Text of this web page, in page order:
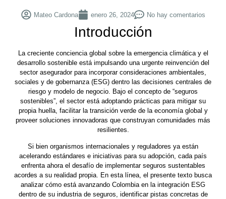
Mateo Cardona enero 26, 2024 No hay comentarios
Introducción
La creciente conciencia global sobre la emergencia climática y el
desarrollo sostenible está impulsando una urgente reinvención del
sector asegurador para incorporar consideraciones ambientales,
sociales y de gobernanza (ESG) dentro las decisiones centrales de
riesgo y modelo de negocio. Bajo el concepto de “seguros
sostenibles”, el sector está adoptando prácticas para mitigar su
propia huella, facilitar la transición verde de la economía global y
proveer soluciones innovadoras que construyan comunidades más
resilientes.
Si bien organismos internacionales y reguladores ya están
acelerando estándares e iniciativas para su adopción, cada país
enfrenta ahora el desafío de implementar seguros sustentables
acordes a su realidad propia. En esta línea, el presente texto busca
analizar cómo está avanzando Colombia en la integración ESG
dentro de su industria de seguros, identificar pistas concretas de